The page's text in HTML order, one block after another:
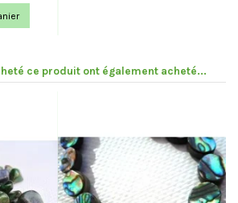
ce produit ont également acheté...